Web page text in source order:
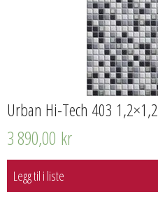
Urban Hi-Tech 403 1,2×1,2
3 890,00 kr
Legg til i liste